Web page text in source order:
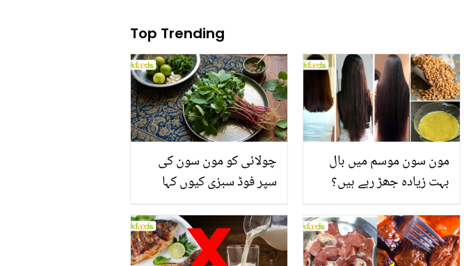
Top Trending
چولائی کو مون سون کی
سپر فوڈ سبزی کیوں کہا
منرلز اور اینٹی آکسیڈنٹس
سے بھرپور اس سبزی کے
مون سون موسم میں بال
بہت زیادہ جھڑ رہے ہیں؟
بنانے کے چند قدرتی طریقے